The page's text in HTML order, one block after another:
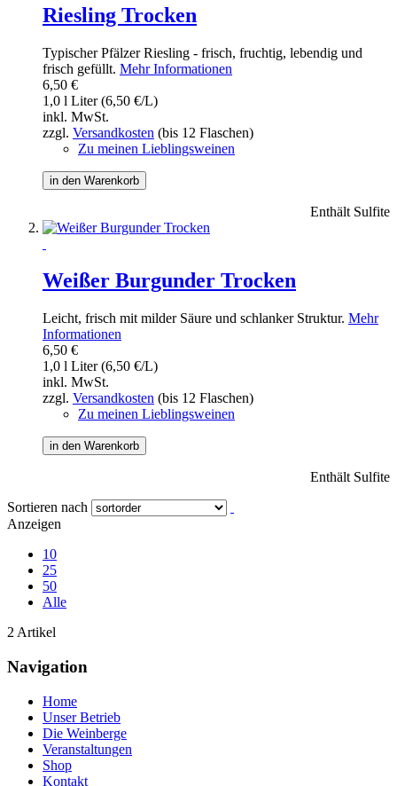
Riesling Trocken
Typischer Pfälzer Riesling - frisch, fruchtig, lebendig und
frisch gefüllt. Mehr Informationen
6,50 €
1,0 l Liter (6,50 €/L)
inkl. MwSt.
zzgl. Versandkosten (bis 12 Flaschen)
Zu meinen Lieblingsweinen
in den Warenkorb
Enthält Sulfite
Weißer Burgunder Trocken
Leicht, frisch mit milder Säure und schlanker Struktur. Mehr
Informationen
6,50 €
1,0 l Liter (6,50 €/L)
inkl. MwSt.
zzgl. Versandkosten (bis 12 Flaschen)
Zu meinen Lieblingsweinen
in den Warenkorb
Enthält Sulfite
Sortieren nach
Anzeigen
10
25
50
Alle
2 Artikel
Navigation
Home
Unser Betrieb
Die Weinberge
Veranstaltungen
Shop
Kontakt